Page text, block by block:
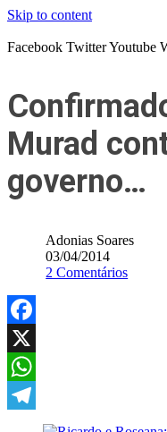
Skip to content
Facebook TwitterYoutube
Murad
governo…
Adonias Soares
03/04/2014
2 Comentários
Facebook
X
WhatsApp
Telegram